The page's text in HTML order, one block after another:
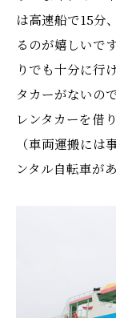
は高速船で15分
るのが嬉しいで
りでも十分に行
タカーがないの
レンタカーを借
（車両運搬には
ンタル自転車が